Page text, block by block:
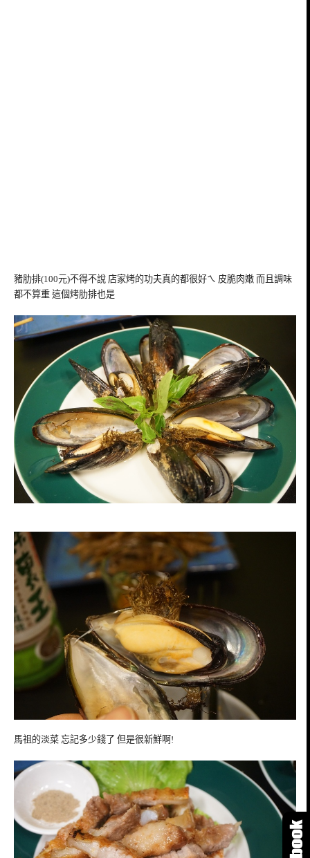
豬肋排(100元)不得不說 店家烤的功夫真的都很好ㄟ 皮脆肉嫩 而且調味
都不算重 這個烤肋排也是
馬祖的淡菜 忘記多少錢了 但是很新鮮啊!